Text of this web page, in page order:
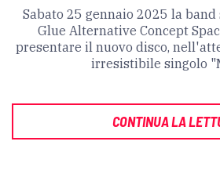
Sabato 25 gennaio 2025 la
Glue Alternative Concept
presentare il nuovo disco,
irresistibile singolo
CONTINUA LA